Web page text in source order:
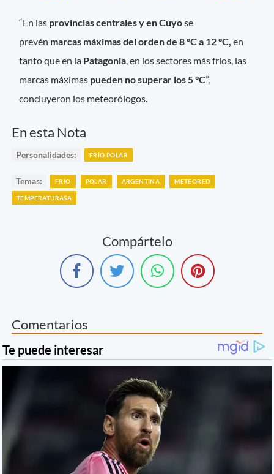
“En las provincias centrales y en Cuyose
prevén marcas máximas del orden de 8 °C a 12 °C, en
tanto que en la Patagonia, en los sectores más fríos, las
marcas máximas pueden no superar los 5 °C”,
concluyeron los meteorólogos.
En esta Nota
Personalidades: FRÍO POLAR
Temas: FRÍO POLAR ARGENTINA METEORED
TEMPERATURASA
Compártelo
Comentarios